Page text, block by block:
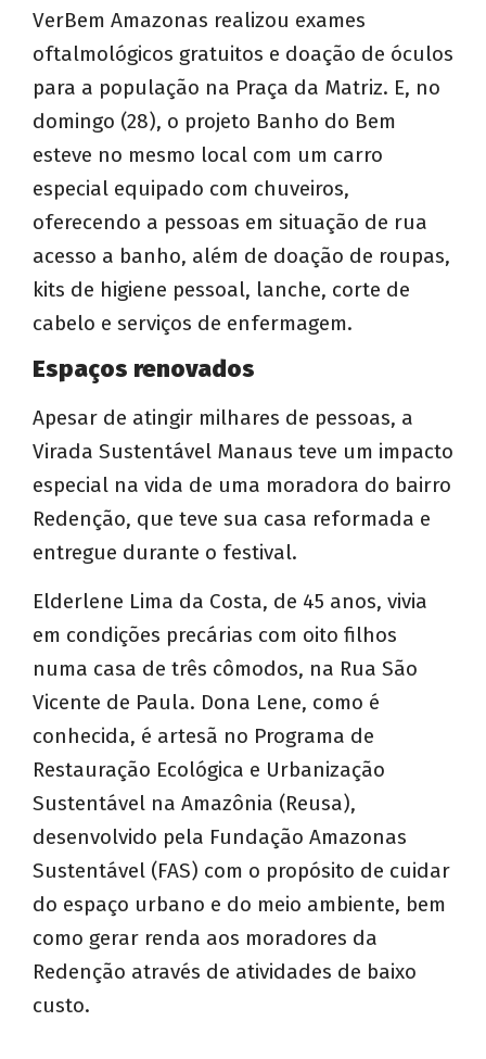
VerBem Amazonas realizou exames
oftalmológicos gratuitos e doação de óculos
para a população na Praça da Matriz. E, no
domingo (28), o projeto Banho do Bem
esteve no mesmo local com um carro
especial equipado com chuveiros,
oferecendo a pessoas em situação de rua
acesso a banho, além de doação de roupas,
kits de higiene pessoal, lanche, corte de
cabelo e serviços de enfermagem.
Espaços renovados
Apesar de atingir milhares de pessoas, a
Virada Sustentável Manaus teve um impacto
especial na vida de uma moradora do bairro
Redenção, que teve sua casa reformada e
entregue durante o festival.
Elderlene Lima da Costa, de 45 anos, vivia
em condições precárias com oito filhos
numa casa de três cômodos, na Rua São
Vicente de Paula. Dona Lene, como é
conhecida, é artesã no Programa de
Restauração Ecológica e Urbanização
Sustentável na Amazônia (Reusa),
desenvolvido pela Fundação Amazonas
Sustentável (FAS) com o propósito de cuidar
do espaço urbano e do meio ambiente, bem
como gerar renda aos moradores da
Redenção através de atividades de baixo
custo.